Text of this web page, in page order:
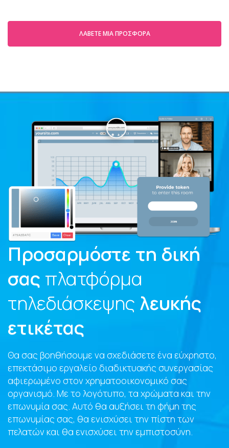
ΛΆΒΕΤΕ ΜΙΑ ΠΡΟΣΦΟΡΆ
Προσαρμόστε τη δική
σας πλατφόρμα
τηλεδιάσκεψης λευκής
ετικέτας
Θα σας βοηθήσουμε να σχεδιάσετε ένα εύχρηστο,
επεκτάσιμο εργαλείο διαδικτυακής συνεργασίας
αφιερωμένο στον χρηματοοικονομικό σας
οργανισμό. Με το λογότυπο, τα χρώματα και την
επωνυμία σας. Αυτό θα αυξήσει τη φήμη της
επωνυμίας σας, θα ενισχύσει την πίστη των
πελατών και θα ενισχύσει την εμπιστοσύνη.